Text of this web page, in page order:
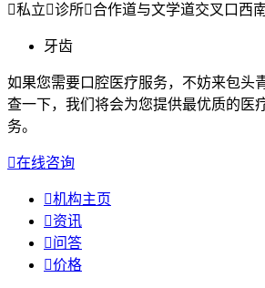
私立诊所合作道与文学道交叉口西
牙齿
如果您需要口腔医疗服务，不妨来包头
查一下，我们将会为您提供最优质的医
务。
在线咨询
机构主页
资讯
问答
价格